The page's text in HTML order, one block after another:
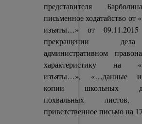
представителя
письменное ходатайство
изъяты…» от
прекращении
административном
характеристику на
изъяты…», «…данные
копии школьных
похвальных листов,
приветственное письмо на